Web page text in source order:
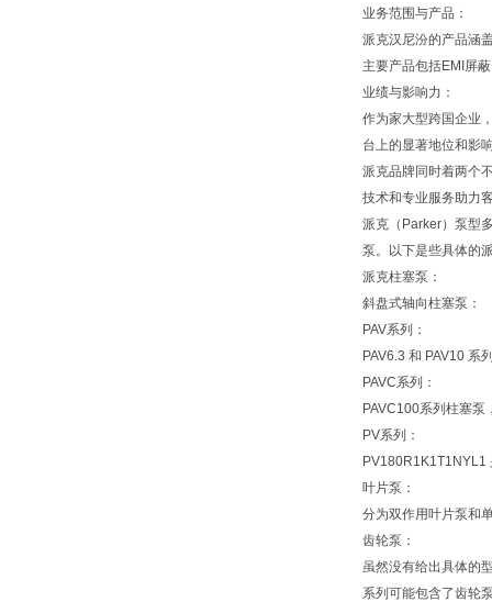
业务范围与产品：
派克汉尼汾的产品涵
主要产品包括EMI屏
业绩与影响力：
作为家大型跨国企业
台上的显著地位和影
派克品牌同时着两个
技术和专业服务助力
派克（Parker）泵型
泵。以下是些具体的
派克柱塞泵：
斜盘式轴向柱塞泵：
PAV系列：
PAV6.3 和 PAV10 系
PAVC系列：
PAVC100系列柱塞
PV系列：
PV180R1K1T1NYL1
叶片泵：
分为双作用叶片泵和
齿轮泵：
虽然没有给出具体的
系列可能包含了齿轮